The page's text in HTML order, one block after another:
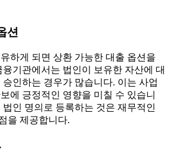
션
하게 되면 상환 가능한 대출 옵션을
기관에서는 법인이 보유한 자산에 대
인하는 경우가 많습니다. 이는 사업
에 긍정적인 영향을 미칠 수 있습니
인 명의로 등록하는 것은 재무적인
을 제공합니다.